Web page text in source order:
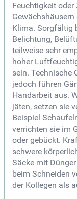
Feuchtigkeit
Klima. Sorgfältig
Belichtung,
teilweise sehr
hoher
sein. Technische
jedoch führen
Handarbeit aus.
jäten, setzen sie
Beispiel
verrichten sie im
oder gebückt.
schwere
Säcke mit
beim Schneiden
der Kollegen als